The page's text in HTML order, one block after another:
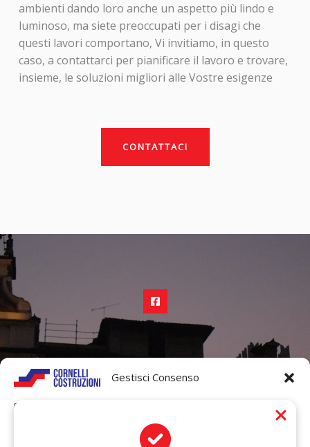
Gestisci Consenso
Per fornire le migliori esperienze, utilizziamo tecnologie come i cookie
consenso a queste tecnologie ci permetterà di elaborare dati come il
comportamento di navigazione o ID unici su questo sito. Non
ambienti dando loro anche un aspetto più lindo e
luminoso, ma siete preoccupati per i disagi che
questi lavori comportano, Vi invitiamo, in questo
caso, a contattarci per pianificare il lavoro e trovare,
insieme, le soluzioni migliori alle Vostre esigenze
CONTATTACI